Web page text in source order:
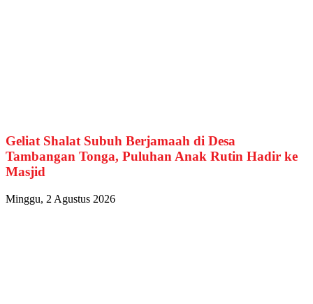
Geliat Shalat Subuh Berjamaah di Desa
Tambangan Tonga, Puluhan Anak Rutin Hadir ke
Masjid
Minggu, 2 Agustus 2026